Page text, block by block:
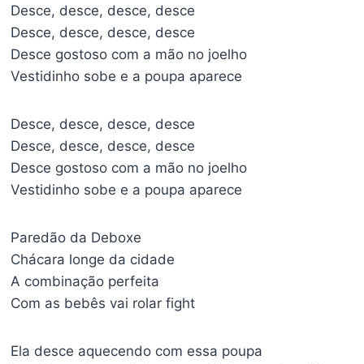
Desce, desce, desce, desce
Desce, desce, desce, desce
Desce gostoso com a mão no joelho
Vestidinho sobe e a poupa aparece
Desce, desce, desce, desce
Desce, desce, desce, desce
Desce gostoso com a mão no joelho
Vestidinho sobe e a poupa aparece
Paredão da Deboxe
Chácara longe da cidade
A combinação perfeita
Com as bebês vai rolar fight
Ela desce aquecendo com essa poupa